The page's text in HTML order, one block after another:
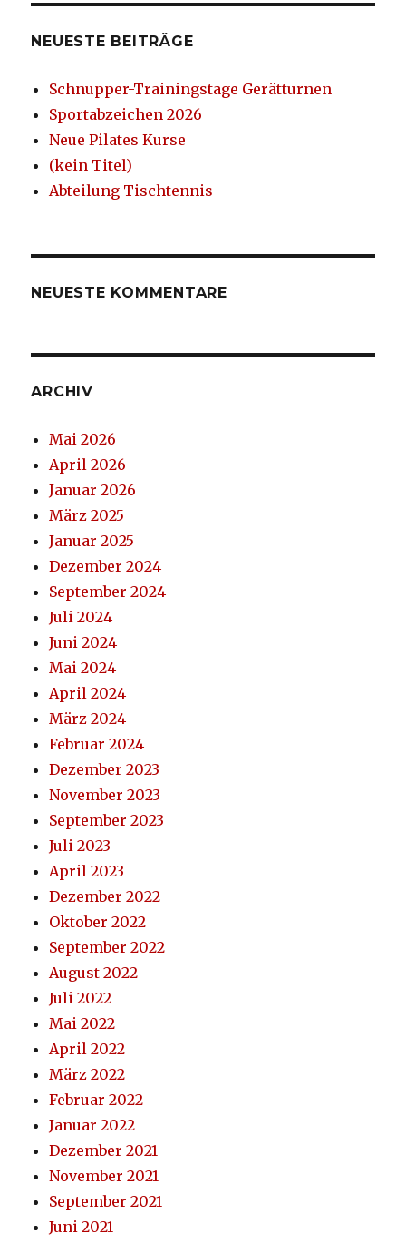
NEUESTE BEITRÄGE
Schnupper-Trainingstage Gerätturnen
Sportabzeichen 2026
Neue Pilates Kurse
(kein Titel)
Abteilung Tischtennis –
NEUESTE KOMMENTARE
ARCHIV
Mai 2026
April 2026
Januar 2026
März 2025
Januar 2025
Dezember 2024
September 2024
Juli 2024
Juni 2024
Mai 2024
April 2024
März 2024
Februar 2024
Dezember 2023
November 2023
September 2023
Juli 2023
April 2023
Dezember 2022
Oktober 2022
September 2022
August 2022
Juli 2022
Mai 2022
April 2022
März 2022
Februar 2022
Januar 2022
Dezember 2021
November 2021
September 2021
Juni 2021